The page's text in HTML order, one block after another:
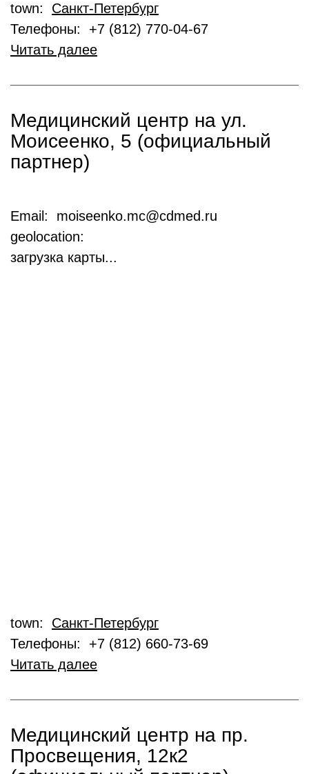
town: Санкт-Петербург
Телефоны: +7 (812) 770-04-67
Читать далее
Медицинский центр на ул.
Моисеенко, 5 (официальный
партнер)
Email: moiseenko.mc@cdmed.ru
geolocation:
загрузка карты...
town: Санкт-Петербург
Телефоны: +7 (812) 660-73-69
Читать далее
Медицинский центр на пр.
Просвещения, 12к2